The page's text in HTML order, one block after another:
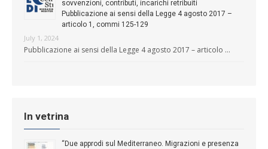
sovvenzioni, contributi, incarichi retribuiti
Pubblicazione ai sensi della Legge 4 agosto 2017 –
articolo 1, commi 125-129
July 1, 2024
Pubblicazione ai sensi della Legge 4 agosto 2017 – articolo …
In vetrina
“Due approdi sul Mediterraneo. Migrazioni e presenza